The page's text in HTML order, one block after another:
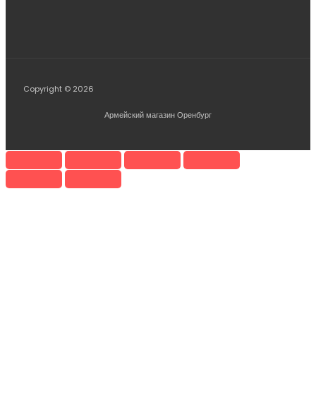
Copyright © 2026
Армейский магазин Оренбург